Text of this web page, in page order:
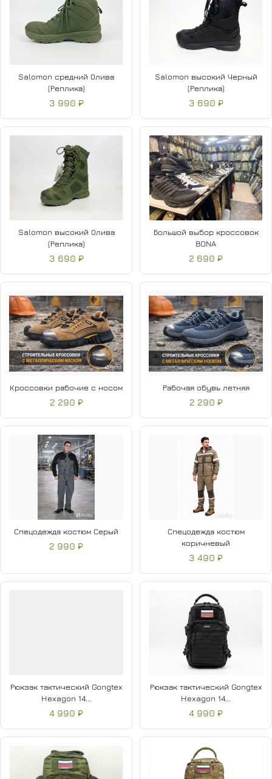
Salomon средний Олива
(Реплика)
3 990 ₽
Salomon высокий Черный
(Реплика)
3 690 ₽
Salomon высокий Олива
(Реплика)
3 690 ₽
Большой выбор кроссовок
BONA
2 690 ₽
Кроссовки рабочие с носом
2 290 ₽
Рабочая обувь летняя
2 290 ₽
Спецодежда костюм Серый
2 990 ₽
Спецодежда костюм
коричневый
3 490 ₽
Рюкзак тактический Gongtex
Hexagon 14...
4 990 ₽
Рюкзак тактический Gongtex
Hexagon 14...
4 990 ₽